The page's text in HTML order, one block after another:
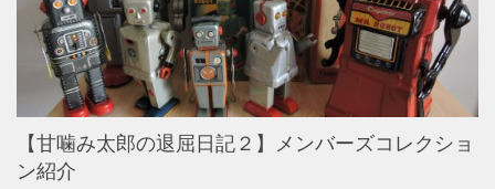
【甘噛み太郎の退屈日記２】メンバーズコレクショ
ン紹介